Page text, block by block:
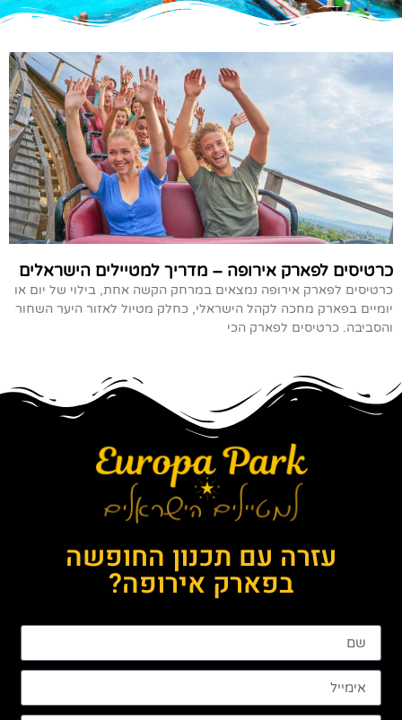
כרטיסים לפארק אירופה – מדריך למטיילים הישראלים
כרטיסים לפארק אירופה נמצאים במרחק הקשה אחת, בילוי של יום או
יומיים בפארק מחכה לקהל הישראלי, כחלק מטיול לאזור היער השחור
והסביבה. כרטיסים לפארק הכי
עזרה עם תכנון החופשה
בפארק אירופה?